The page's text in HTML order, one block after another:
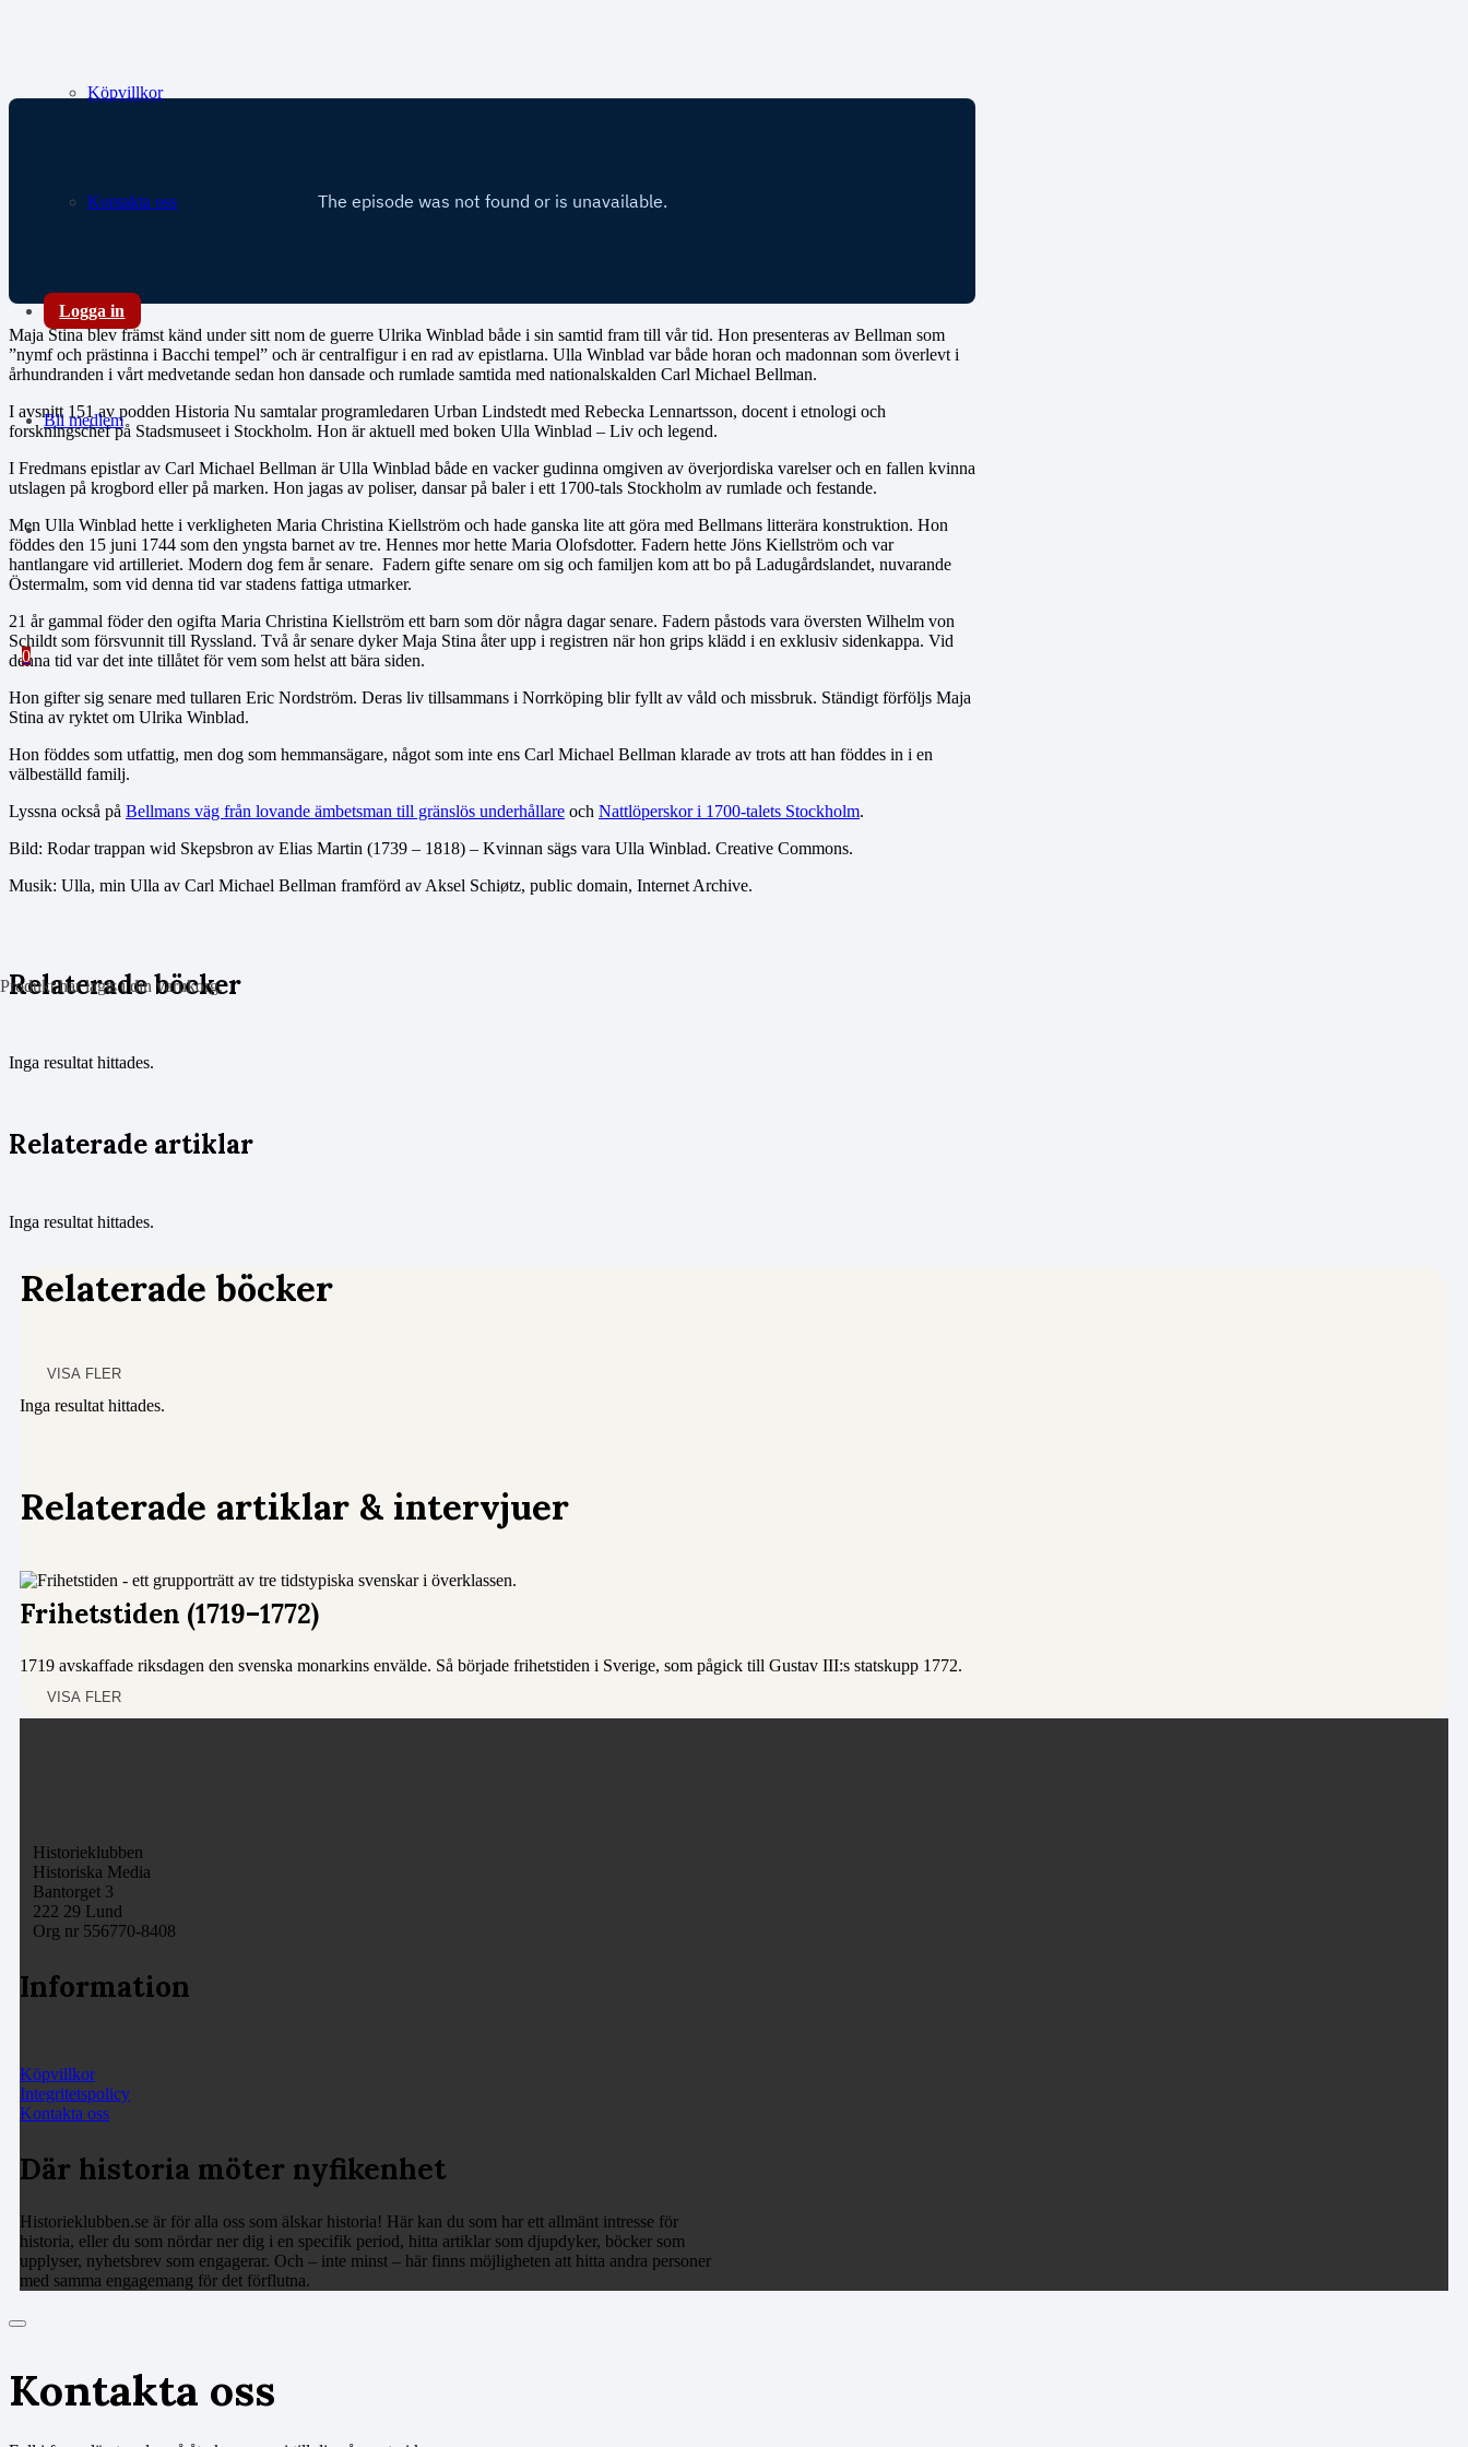
Köpvillkor
Kontakta oss
Logga in
Bli medlem
0
Produkthar lagts i din varukorg.
Maja Stina blev främst känd under sitt nom de guerre Ulrika Winblad både i sin samtid fram till vår tid. Hon presenteras av Bellman som
”nymf och prästinna i Bacchi tempel” och är centralfigur i en rad av epistlarna. Ulla Winblad var både horan och madonnan som överlevt i
århundranden i vårt medvetande sedan hon dansade och rumlade samtida med nationalskalden Carl Michael Bellman.
I avsnitt 151 av podden Historia Nu samtalar programledaren Urban Lindstedt med Rebecka Lennartsson, docent i etnologi och
forskningschef på Stadsmuseet i Stockholm. Hon är aktuell med boken Ulla Winblad – Liv och legend.
I Fredmans epistlar av Carl Michael Bellman är Ulla Winblad både en vacker gudinna omgiven av överjordiska varelser och en fallen kvinna
utslagen på krogbord eller på marken. Hon jagas av poliser, dansar på baler i ett 1700-tals Stockholm av rumlade och festande.
Men Ulla Winblad hette i verkligheten Maria Christina Kiellström och hade ganska lite att göra med Bellmans litterära konstruktion. Hon
föddes den 15 juni 1744 som den yngsta barnet av tre. Hennes mor hette Maria Olofsdotter. Fadern hette Jöns Kiellström och var
hantlangare vid artilleriet. Modern dog fem år senare. Fadern gifte senare om sig och familjen kom att bo på Ladugårdslandet, nuvarande
Östermalm, som vid denna tid var stadens fattiga utmarker.
21 år gammal föder den ogifta Maria Christina Kiellström ett barn som dör några dagar senare. Fadern påstods vara översten Wilhelm von
Schildt som försvunnit till Ryssland. Två år senare dyker Maja Stina åter upp i registren när hon grips klädd i en exklusiv sidenkappa. Vid
denna tid var det inte tillåtet för vem som helst att bära siden.
Hon gifter sig senare med tullaren Eric Nordström. Deras liv tillsammans i Norrköping blir fyllt av våld och missbruk. Ständigt förföljs Maja
Stina av ryktet om Ulrika Winblad.
Hon föddes som utfattig, men dog som hemmansägare, något som inte ens Carl Michael Bellman klarade av trots att han föddes in i en
välbeställd familj.
Lyssna också på Bellmans väg från lovande ämbetsman till gränslös underhållare och Nattlöperskor i 1700-talets Stockholm.
Bild: Rodar trappan wid Skepsbron av Elias Martin (1739 – 1818) – Kvinnan sägs vara Ulla Winblad. Creative Commons.
Musik: Ulla, min Ulla av Carl Michael Bellman framförd av Aksel Schiøtz, public domain, Internet Archive.
Relaterade böcker
Inga resultat hittades.
Relaterade artiklar
Inga resultat hittades.
Relaterade böcker
VISA FLER
Inga resultat hittades.
Relaterade artiklar & intervjuer
Frihetstiden (1719–1772)
1719 avskaffade riksdagen den svenska monarkins envälde. Så började frihetstiden i Sverige, som pågick till Gustav III:s statskupp 1772.
VISA FLER
Historieklubben
Historiska Media
Bantorget 3
222 29 Lund
Org nr 556770-8408
Information
Köpvillkor
Integritetspolicy
Kontakta oss
Där historia möter nyfikenhet
Historieklubben.se är för alla oss som älskar historia! Här kan du som har ett allmänt intresse för
historia, eller du som nördar ner dig i en specifik period, hitta artiklar som djupdyker, böcker som
upplyser, nyhetsbrev som engagerar. Och – inte minst – här finns möjligheten att hitta andra personer
med samma engagemang för det förflutna.
Kontakta oss